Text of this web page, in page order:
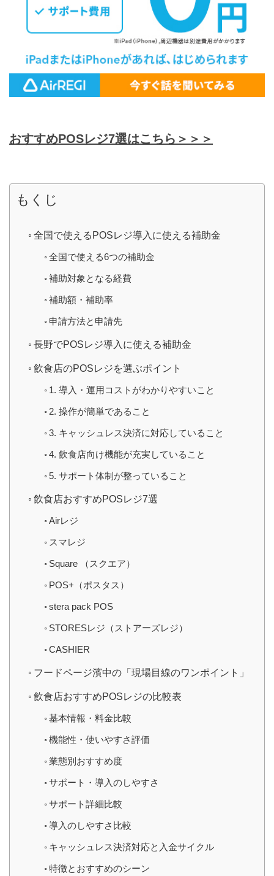
おすすめPOSレジ7選はこちら＞＞＞
もくじ
全国で使えるPOSレジ導入に使える補助金
全国で使える6つの補助金
補助対象となる経費
補助額・補助率
申請方法と申請先
長野でPOSレジ導入に使える補助金
飲食店のPOSレジを選ぶポイント
1. 導入・運用コストがわかりやすいこと
2. 操作が簡単であること
3. キャッシュレス決済に対応していること
4. 飲食店向け機能が充実していること
5. サポート体制が整っていること
飲食店おすすめPOSレジ7選
Airレジ
スマレジ
Square （スクエア）
POS+（ポスタス）
stera pack POS
STORESレジ（ストアーズレジ）
CASHIER
フードページ濱中の「現場目線のワンポイント」
飲食店おすすめPOSレジの比較表
基本情報・料金比較
機能性・使いやすさ評価
業態別おすすめ度
サポート・導入のしやすさ
サポート詳細比較
導入のしやすさ比較
キャッシュレス決済対応と入金サイクル
特徴とおすすめのシーン